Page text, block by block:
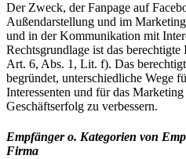
Der Zweck, der Fanpage auf
Außendarstellung und im
und in der Kommunikation mit
Rechtsgrundlage ist das
Art. 6, Abs. 1, Lit. f). Das
begründet, unterschiedliche Wege
Interessenten und für das
Geschäftserfolg zu verbessern.
Empfänger o. Kategorien von
Firma